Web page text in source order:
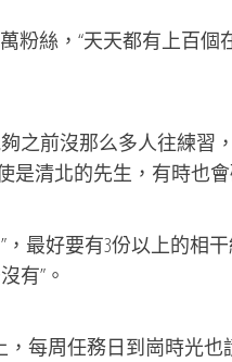
絲，“天天都有上百個
前沒那么多人往練習
是清北的先生，有時也
最好要有3份以上的相
有”。
每周任務日到崗時光也